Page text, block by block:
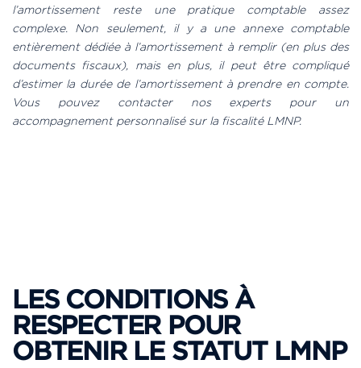
l’amortissement reste une pratique comptable assez
complexe. Non seulement, il y a une annexe comptable
entièrement dédiée à l’amortissement à remplir (en plus des
documents fiscaux), mais en plus, il peut être compliqué
d’estimer la durée de l’amortissement à prendre en compte.
Vous pouvez contacter nos experts pour un
accompagnement personnalisé sur la fiscalité LMNP.
LES CONDITIONS À
RESPECTER POUR
OBTENIR LE STATUT LMNP